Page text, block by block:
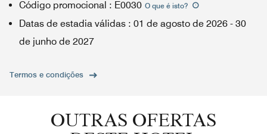
Código promocional : E0030 O que é isto?
Datas de estadia válidas : 01 de agosto de 2026 - 30
de junho de 2027
Termos e condições
OUTRAS OFERTAS